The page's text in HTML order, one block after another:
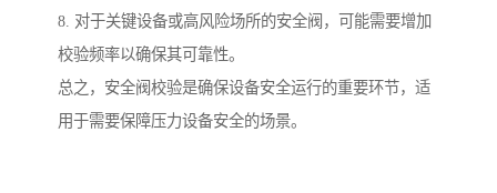
8. 对于关键设备或高风险场所的安全阀，可能需要增加
校验频率以确保其可靠性。
总之，安全阀校验是确保设备安全运行的重要环节，适
用于需要保障压力设备安全的场景。